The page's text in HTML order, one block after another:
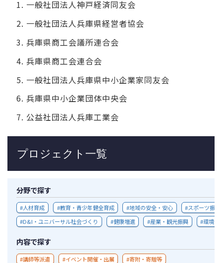
兵庫県中小企業団体中央会
公益社団法人兵庫工業会
プロジェクト一覧
分野で探す
人材育成 教育・青少年健全育成
内容で探す
2025年度実施 2024年度実施 2023年度実施
2022年度実施